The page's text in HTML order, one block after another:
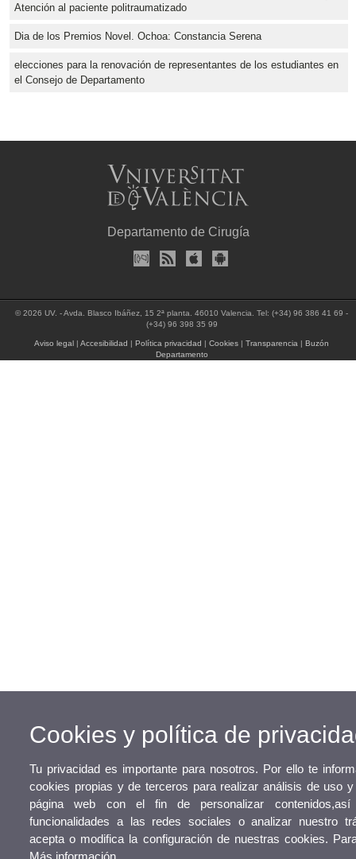
Atención al paciente politraumatizado
Dia de los Premios Novel. Ochoa: Constancia Serena
elecciones para la renovación de representantes de los estudiantes en
el Consejo de Departamento
Departamento de Cirugía
© 2026 UV. - Avda. Blasco Ibáñez, 15 2ª planta. 46010 Valencia. Tel: (+34) 96 386 41 69 -
(+34) 96 398 35 99
Aviso legal |Accesibilidad |Política privacidad |Cookies |Transparencia |Buzón
Departamento
Cookies y política de
Tu privacidad es importante para nosotros. Por ello te
cookies propias y de terceros para realizar análisis de uso
página web con el fin de personalizar contenidos,así
funcionalidades a las redes sociales o analizar nuestro
acepta o modifica la configuración de nuestras cookies.
Más información